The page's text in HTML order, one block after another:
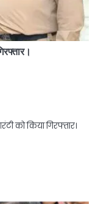
को किया गिरफ्तार।